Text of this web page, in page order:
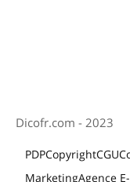
Dicofr.com - 2023
PDPCopyrightCGU
MarketingAgence